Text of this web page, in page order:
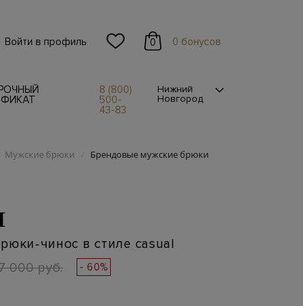
Войти в профиль 0 0 бонусов
8 (800)
500-
43-83
Нижний
Новгород
Мужские брюки / Брендовые мужские брюки
чинос в стиле casual
000 руб. - 60%